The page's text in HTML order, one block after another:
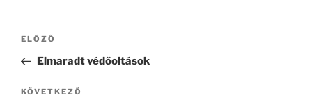
Bejegyzés
Korábbi
bejegyzés
ELŐZŐ
Elmaradt védőoltások
Következő
KÖVETKEZŐ